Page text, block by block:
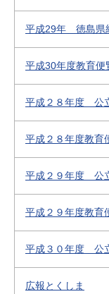
平成29年 徳島県
平成30年度教育便
平成２８年度 公
平成２８年度教育
平成２９年度 公
平成２９年度教育
平成３０年度 公
広報とくしま